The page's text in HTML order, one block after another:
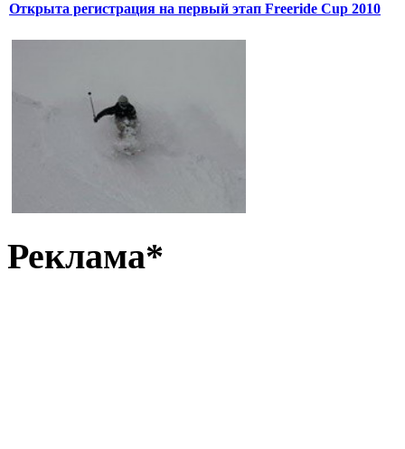
Открыта регистрация на первый этап Freeride Cup 2010
Реклама*